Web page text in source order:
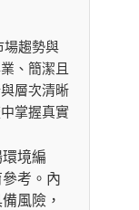
場趨勢與
、簡潔且
層次清晰
掌握真實
境編
考。內
風險，